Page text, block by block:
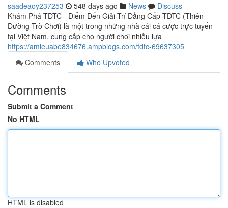
saadeaoy237253 548 days ago News
Discuss
Khám Phá TDTC - Điểm Đến Giải Trí Đẳng Cấp TDTC (Thiên
Đường Trò Chơi) là một trong những nhà cái cá cược trực tuyến
tại Việt Nam, cung cấp cho người chơi nhiều lựa
https://amieuabe834676.ampblogs.com/tdtc-69637305
Comments
Who Upvoted
Comments
Submit a Comment
No HTML
HTML is disabled